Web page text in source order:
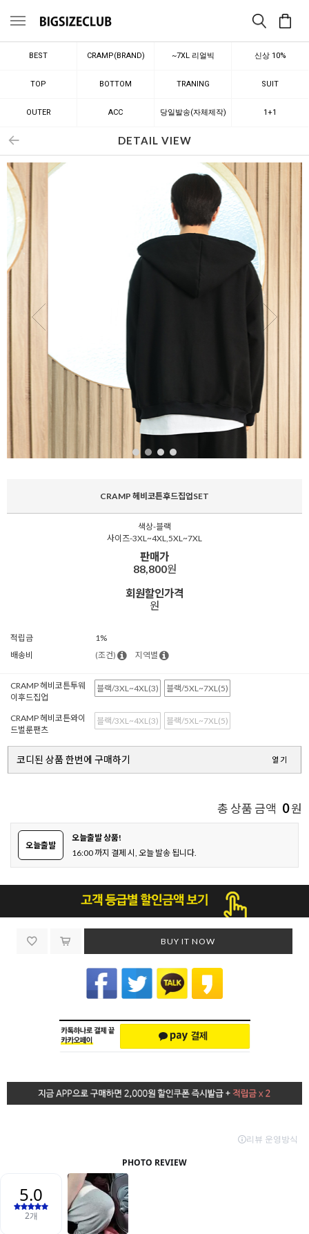
메뉴
BEST CRAMP(BRAND) ~7XL 리얼빅 신상 10%
TOP BOTTOM TRANING SUIT
OUTER ACC 당일발송(자체제작) 1+1
DETAIL VIEW
CRAMP 헤비코튼후드집업SET
색상-블랙
사이즈-3XL~4XL,5XL~7XL
판매가
88,800원
회원할인가격
원
적립금
1%
배송비
(조건) 지역별
CRAMP 헤비코튼투웨
이후드집업
블랙/3XL~4XL(3) 블랙/5XL~7XL(5)
CRAMP 헤비코튼와이
드벌룬팬츠
블랙/3XL~4XL(3) 블랙/5XL~7XL(5)
코디된 상품 한번에 구매하기 열기
총 상품 금액 0원
오늘출발
오늘출발 상품!
16:00 까지 결제 시, 오늘 발송 됩니다.
BUY IT NOW